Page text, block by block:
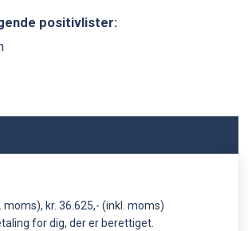
positivlister:
moms), kr. 36.625,- (inkl. moms)
for dig, der er berettiget.